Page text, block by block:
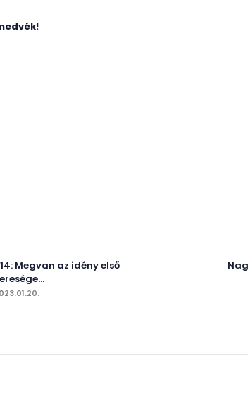
Megvan az idény első